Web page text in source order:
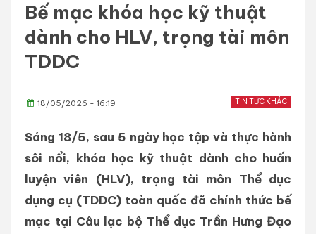
Bế mạc khóa học kỹ thuật
dành cho HLV, trọng tài môn
TDDC
TIN TỨC KHÁC
18/05/2026 - 16:19
Sáng 18/5, sau 5 ngày học tập và thực hành
sôi nổi, khóa học kỹ thuật dành cho huấn
luyện viên (HLV), trọng tài môn Thể dục
dụng cụ (TDDC) toàn quốc đã chính thức bế
mạc tại Câu lạc bộ Thể dục Trần Hưng Đạo